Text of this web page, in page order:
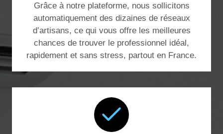
Grâce à notre plateforme, nous sollicitons
automatiquement des dizaines de réseaux
d’artisans, ce qui vous offre les meilleures
chances de trouver le professionnel idéal,
rapidement et sans stress, partout en France.